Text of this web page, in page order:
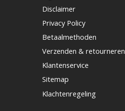
Disclaimer
Privacy Policy
Betaalmethoden
Verzenden & retourneren
Klantenservice
Sitemap
Klachtenregeling